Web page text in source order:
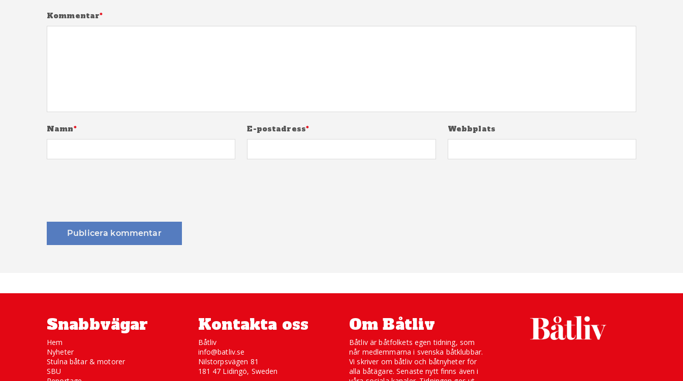
Kommentar*
Namn* E-postadress* Webbplats
Snabbvägar
Hem
Nyheter
Stulna båtar & motorer
SBU
Kontakta oss
Båtliv
info@batliv.se
Nilstorpsvägen 81
181 47 Lidingö, Sweden
Om Båtliv
Båtliv är båtfolkets egen tidning, som
når medlemmarna i svenska båtklubbar.
Vi skriver om båtliv och båtnyheter för
alla båtägare. Senaste nytt finns även i